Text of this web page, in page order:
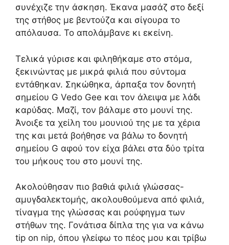
συνέχιζε την άσκηση. Έκανα μασάζ στο δεξί
της στήθος με βεντούζα και σίγουρα το
απόλαυσα. Το απολάμβανε κι εκείνη.
Τελικά γύρισε και φιληθήκαμε στο στόμα,
ξεκινώντας με μικρά φιλιά που σύντομα
εντάθηκαν. Σηκώθηκα, άρπαξα τον δονητή
σημείου G Vedo Gee και τον άλειψα με λάδι
καρύδας. Μαζί, τον βάλαμε στο μουνί της.
Άνοιξε τα χείλη του μουνιού της με τα χέρια
της και μετά βοήθησε να βάλω το δονητή
σημείου G αφού τον είχα βάλει στα δύο τρίτα
του μήκους του στο μουνί της.
Ακολούθησαν πιο βαθιά φιλιά γλώσσας-
αμυγδαλεκτομής, ακολουθούμενα από φιλιά,
τίναγμα της γλώσσας και ρούφηγμα των
στήθων της. Γονάτισα δίπλα της για να κάνω
tip on nip, όπου γλείφω το πέος μου και τρίβω